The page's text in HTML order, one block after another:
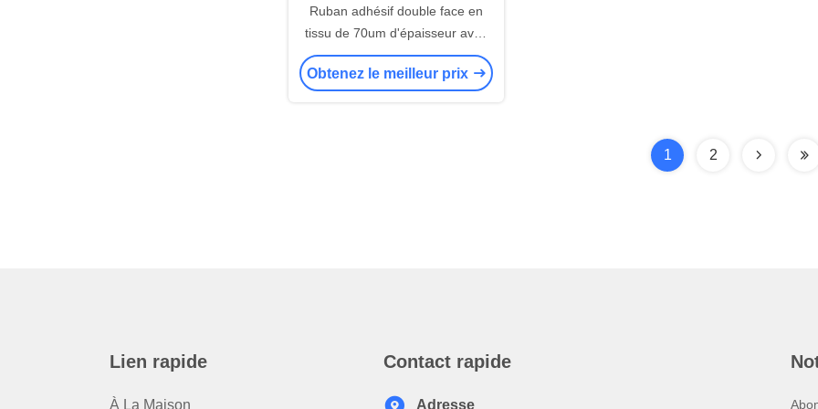
Ruban adhésif double face en
tissu de 70um d'épaisseur avec
adhésif acrylique solvant haute
performance pour collage
Obtenez le meilleur prix
1 2
Lien rapide
À La Maison
Contact rapide
Adresse